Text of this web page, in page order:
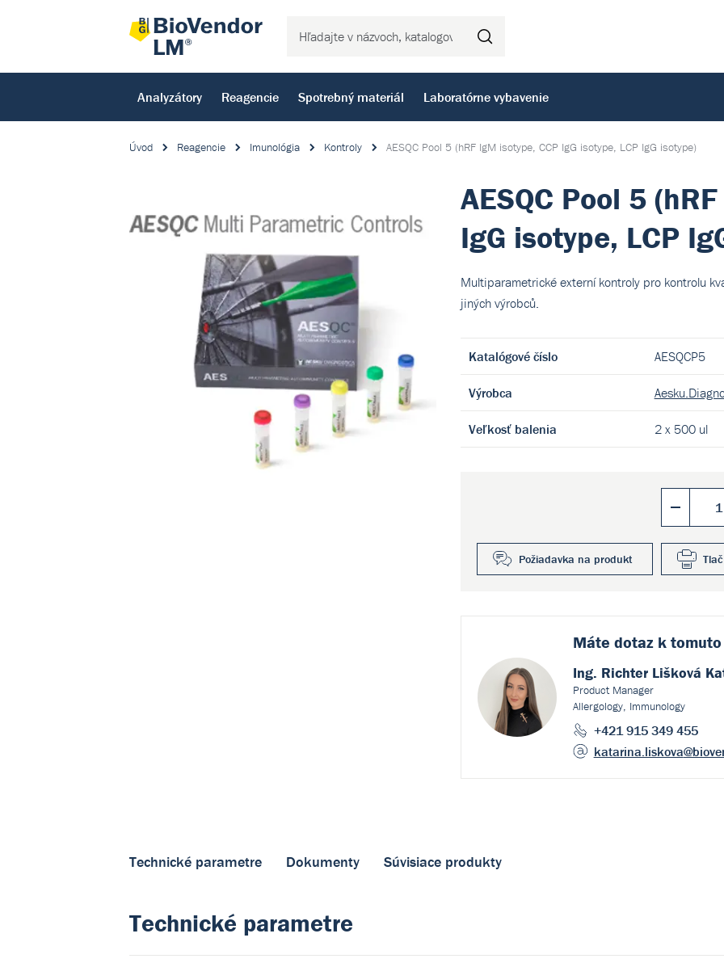
Analyzátory Reagencie Spotrebný materiál Laboratórne vybavenie
Úvod Reagencie Imunológia Kontroly AESQC Pool 5 (hRF IgM isotype, CCP IgG isotype, LCP IgG isotype)
AESQC Pool 5
IgG isotype, LCP
Multiparametrické externí kontroly pro kontrolu
jiných výrobců.
Katalógové číslo AESQCP5
Výrobca
Veľkosť balenia 2 x 500 ul
Požiadavka na produkt
Máte dotaz k
Ing. Richter Lišková
Product Manager
Allergology, Immunology
+421 915 349 455
katarina.liskova
Technické parametre Dokumenty Súvisiace produkty
Technické parametre